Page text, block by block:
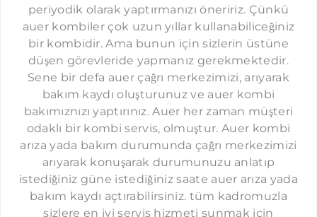
periyodik olarak yaptırmanızı öneririz. Çünkü
auer kombiler çok uzun yıllar kullanabiliceğiniz
bir kombidir. Ama bunun için sizlerin üstüne
düşen görevleride yapmanız gerekmektedir.
Sene bir defa auer çağrı merkezimizi, arıyarak
bakım kaydı oluşturunuz ve auer kombi
bakımıznızı yaptırınız. Auer her zaman müşteri
odaklı bir kombi servis, olmuştur. Auer kombi
arıza yada bakım durumunda çağrı merkezimizi
arıyarak konuşarak durumunuzu anlatıp
istediğiniz güne istediğiniz saate auer arıza yada
bakım kaydı açtırabilirsiniz. tüm kadromuzla
sizlere en iyi servis hizmeti sunmak için
YEŞILKÖY AUER SERVISI
YEŞILYURT AUER SERVISI
FLORYA AUER SERVISI
ÇAPA AUER SERVISI
CERRAHPAŞA AUER SERVISI
KOCAMUSTAFAPAŞA AUER SERVISI
KASIMPAŞA AUER SERVISI
GÜNEŞLI AUER SERVISI
HAZNEDAR AUER SERVISI